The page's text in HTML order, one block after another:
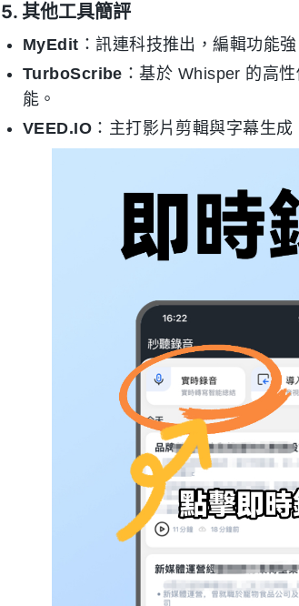
5. 其他工具簡評
MyEdit ：訊連科技推出，編輯功能
TurboScribe ：基於 Whisper 的高
能。
VEED.IO ：主打影片剪輯與字幕生